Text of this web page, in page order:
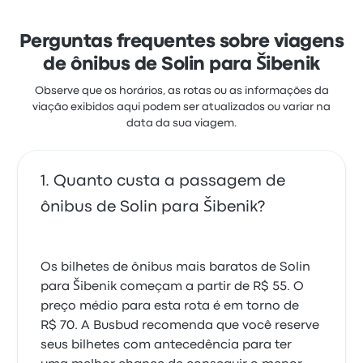
nesta viagem custam a partir de R$ 53
Perguntas frequentes sobre viagens
de ônibus de Solin para Šibenik
Observe que os horários, as rotas ou as informações da
viação exibidos aqui podem ser atualizados ou variar na
data da sua viagem.
Quanto custa a passagem de
ônibus de Solin para Šibenik?
Os bilhetes de ônibus mais baratos de Solin
para Šibenik começam a partir de R$ 55. O
preço médio para esta rota é em torno de
R$ 70. A Busbud recomenda que você reserve
seus bilhetes com antecedência para ter